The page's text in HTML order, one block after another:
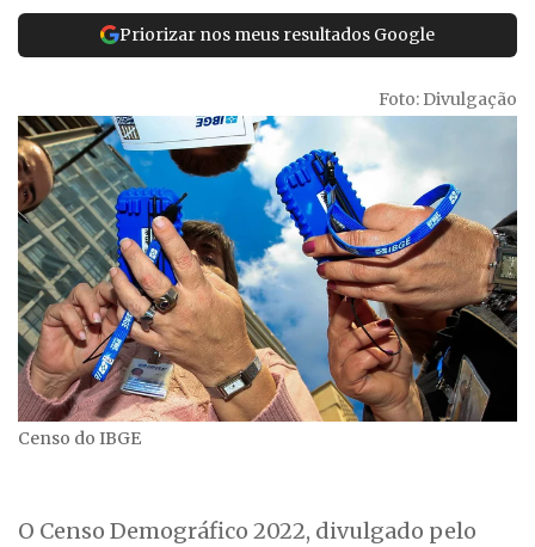
Priorizar nos meus resultados Google
Foto: Divulgação
Censo do IBGE
O Censo Demográfico 2022, divulgado pelo